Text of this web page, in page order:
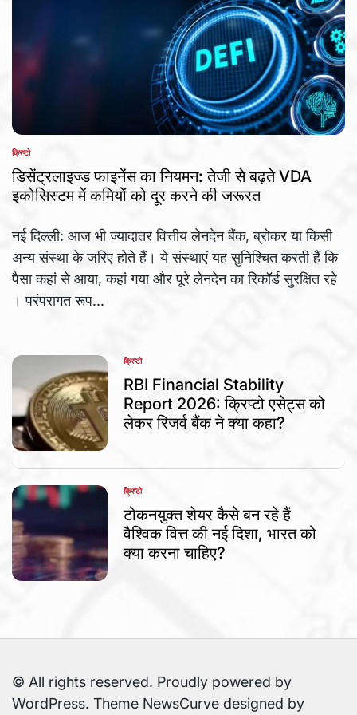
POSTED
IN
क्रिप्टो
डिसेंट्रलाइज्ड फाइनेंस का नियमन: तेजी से बढ़ते VDA
इकोसिस्टम में कमियों को दूर करने की जरूरत
नई दिल्ली: आज भी ज्यादातर वित्तीय लेनदेन बैंक, ब्रोकर या किसी
अन्य संस्था के जरिए होते हैं। ये संस्थाएं यह सुनिश्चित करती हैं कि
पैसा कहां से आया, कहां गया और पूरे लेनदेन का रिकॉर्ड सुरक्षित रहे
। परंपरागत रूप...
POSTED
IN
क्रिप्टो
RBI Financial Stability
Report 2026: क्रिप्टो एसेट्स को
लेकर रिजर्व बैंक ने क्या कहा?
POSTED
IN
क्रिप्टो
टोकनयुक्त शेयर कैसे बन रहे हैं
वैश्विक वित्त की नई दिशा, भारत को
क्या करना चाहिए?
© All rights reserved. Proudly powered by
WordPress. Theme NewsCurve designed by